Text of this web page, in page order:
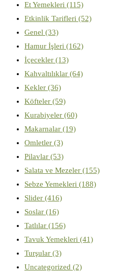
Et Yemekleri (115)
Etkinlik Tarifleri (52)
Genel (33)
Hamur İşleri (162)
İçecekler (13)
Kahvaltılıklar (64)
Kekler (36)
Köfteler (59)
Kurabiyeler (60)
Makarnalar (19)
Omletler (3)
Pilavlar (53)
Salata ve Mezeler (155)
Sebze Yemekleri (188)
Slider (416)
Soslar (16)
Tatlılar (156)
Tavuk Yemekleri (41)
Turşular (3)
Uncategorized (2)